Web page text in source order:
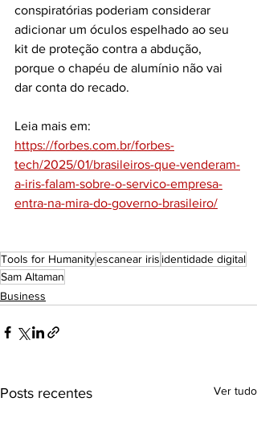
conspiratórias poderiam considerar
adicionar um óculos espelhado ao seu
kit de proteção contra a abdução,
porque o chapéu de alumínio não vai
dar conta do recado.
Leia mais em:
https://forbes.com.br/forbes-
tech/2025/01/brasileiros-que-venderam-
a-iris-falam-sobre-o-servico-empresa-
entra-na-mira-do-governo-brasileiro/
Tools for Humanityescanear iris identidade digital
Sam Altaman
Business
Posts recentes Ver tudo